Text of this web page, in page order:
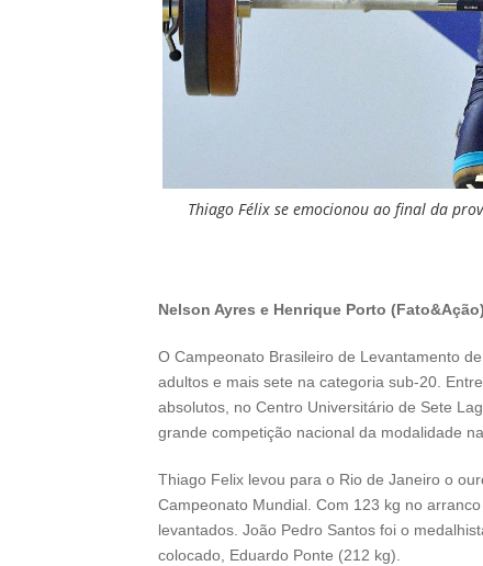
Thiago Félix se emocionou ao final da
Nelson Ayres e Henrique Porto
O Campeonato Brasileiro de Levantamento
adultos e mais sete na categoria sub-20.
absolutos, no Centro Universitário de Sete
grande competição nacional da modalidade
Thiago Felix levou para o Rio de Janeiro o
Campeonato Mundial. Com 123 kg no
levantados. João Pedro Santos foi o
colocado, Eduardo Ponte (212 kg).